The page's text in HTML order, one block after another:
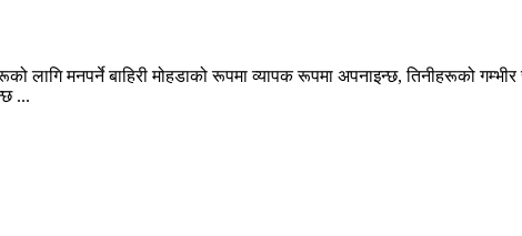
मनपर्ने बाहिरी मोहडाको रूपमा व्यापक रूपमा अपनाइन्छ, तिनीहरूको
...